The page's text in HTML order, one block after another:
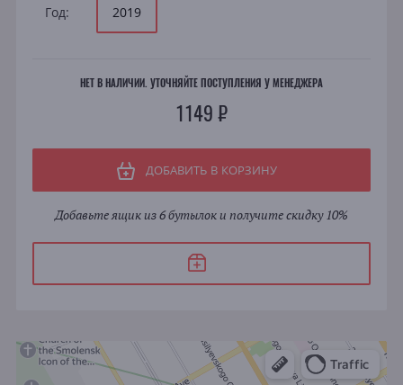
Год: 2019
НЕТ В НАЛИЧИИ. УТОЧНЯЙТЕ ПОСТУПЛЕНИЯ У МЕНЕДЖЕРА
1149 ₽
ДОБАВИТЬ В КОРЗИНУ
Добавьте ящик из 6 бутылок и получите скидку 10%